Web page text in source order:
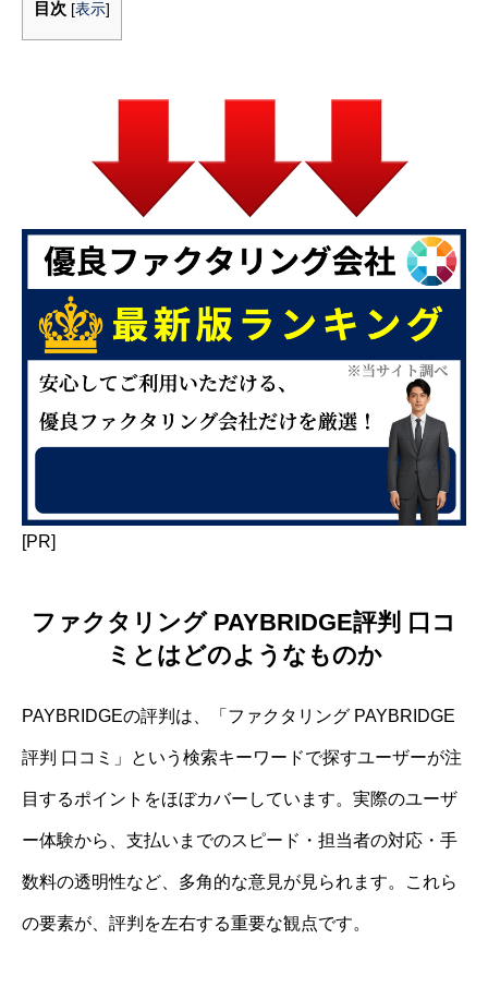
目次 [表示]
[PR]
ファクタリング PAYBRIDGE評判 口コ
ミとはどのようなものか
PAYBRIDGEの評判は、「ファクタリング PAYBRIDGE
評判 口コミ」という検索キーワードで探すユーザーが注
目するポイントをほぼカバーしています。実際のユーザ
ー体験から、支払いまでのスピード・担当者の対応・手
数料の透明性など、多角的な意見が見られます。これら
の要素が、評判を左右する重要な観点です。